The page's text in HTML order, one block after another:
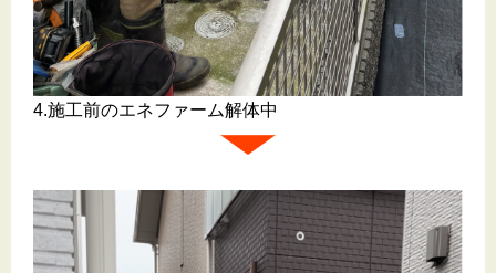
4.施工前のエネファーム解体中